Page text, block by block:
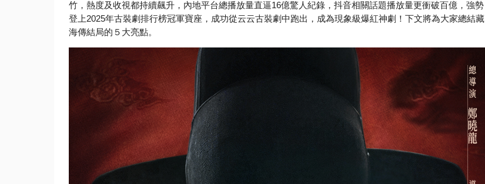
竹，熱度及收視都持續飆升， 內地平台總播放量直逼16億驚人紀錄， 抖音相關話題播放量更衝破百億， 強勢
登上2025年古裝劇排行榜冠軍寶座， 成功從云云古裝劇中跑出，成為現象級爆紅神劇！ 下文將為大家總結藏
海傳結局的５大亮點。